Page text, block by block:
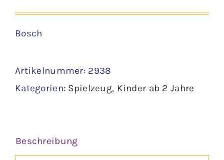
Bosch
Artikelnummer: 2938
Kategorien: Spielzeug, Kinder ab 2 Jahre
Beschreibung